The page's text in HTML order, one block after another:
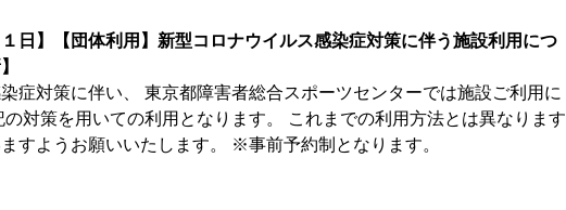
１日】【団体利用】新型コロナウイルス感染症対策に伴う施設利用につ
症対策に伴い、 東京都障害者総合スポーツセンターでは施設ご利用に
対策を用いての利用となります。 これまでの利用方法とは異なります
すようお願いいたします。 ※事前予約制となります。